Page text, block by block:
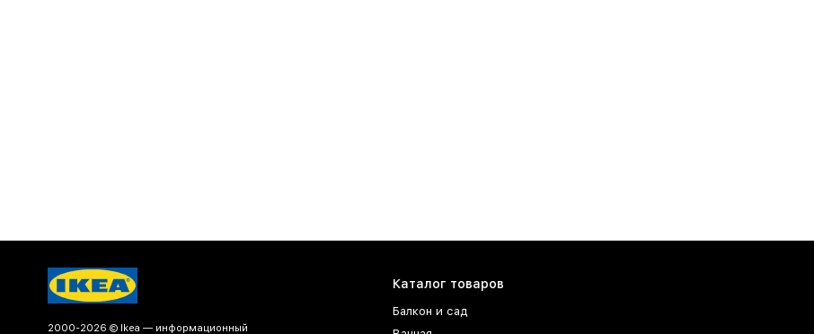
2000-2026 © Ikea — информационный
Каталог товаров
Балкон и сад